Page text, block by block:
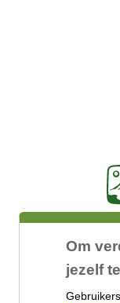
Om
jezelf
G